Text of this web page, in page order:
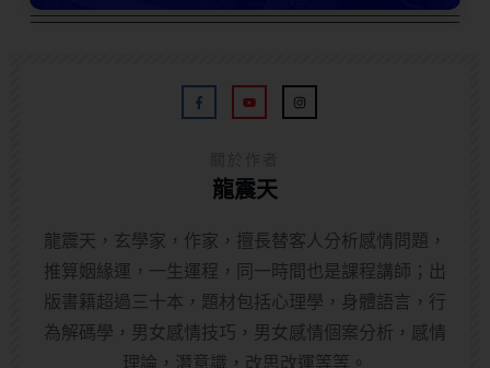
龍震天
龍震天，玄學家，作家，擅長替客人分析感情問題，
推算姻緣運，一生運程，同一時間也是課程講師；出
版書籍超過三十本，題材包括心理學，身體語言，行
為解碼學，男女感情技巧，男女感情個案分析，感情
理論，潛意識，改思改運等等。